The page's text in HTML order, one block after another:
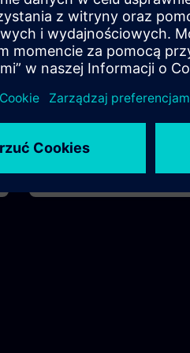
120h 30m
TIA Portal'da PLC Hizmeti
bakım personeli için eğitim takip